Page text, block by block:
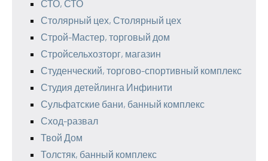
СТО, СТО
Столярный цех, Столярный цех
Строй-Мастер, торговый дом
Стройсельхозторг, магазин
Студенческий, торгово-спортивный комплекс
Студия детейлинга Инфинити
Сульфатские бани, банный комплекс
Сход-развал
Твой Дом
Толстяк, банный комплекс